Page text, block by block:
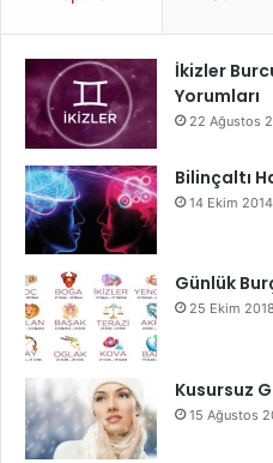
İkizler
Yorumları
22 Ağustos
Bilinçaltı
14 Ekim 2014
Günlük
25 Ekim 2018
Kusursuz
15 Ağustos